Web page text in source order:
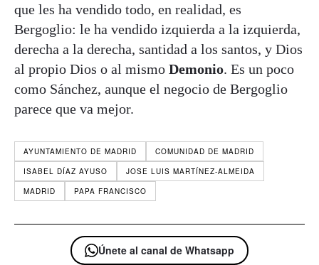
que les ha vendido todo, en realidad, es
Bergoglio: le ha vendido izquierda a la izquierda,
derecha a la derecha, santidad a los santos, y Dios
al propio Dios o al mismo Demonio. Es un poco
como Sánchez, aunque el negocio de Bergoglio
parece que va mejor.
AYUNTAMIENTO DE MADRID
COMUNIDAD DE MADRID
ISABEL DÍAZ AYUSO
JOSE LUIS MARTÍNEZ-ALMEIDA
MADRID
PAPA FRANCISCO
Únete al canal de Whatsapp